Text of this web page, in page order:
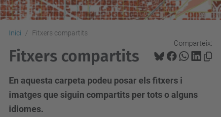
Inici Fitxers compartits
Comparteix:
Fitxers compartits
En aquesta carpeta podeu posar els fitxers i
imatges que siguin compartits per tots o alguns
idiomes.